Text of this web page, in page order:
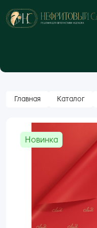
Новинки
Главная Каталог
Новинка
Пароль